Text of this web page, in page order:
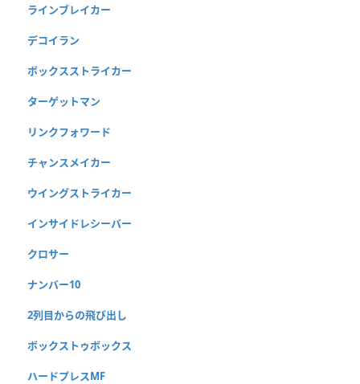
ラインブレイカー
デコイラン
ボックスストライカー
ターゲットマン
リンクフォワード
チャンスメイカー
ウイングストライカー
インサイドレシーバー
クロサー
ナンバー10
2列目からの飛び出し
ボックストゥボックス
ハードプレスMF